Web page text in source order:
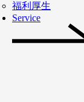
福利厚生
Service